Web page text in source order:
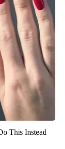
This Instead